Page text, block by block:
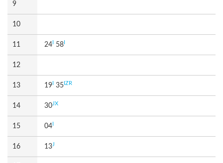
9
10
11 24 58
12
13 19 35 IZR
14 30 JX
15 04
16 13 J